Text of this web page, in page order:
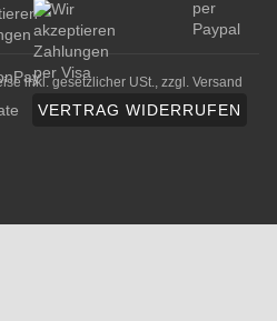
inkl. gesetzlicher USt., zzgl. Versand
VERTRAG WIDERRUFEN